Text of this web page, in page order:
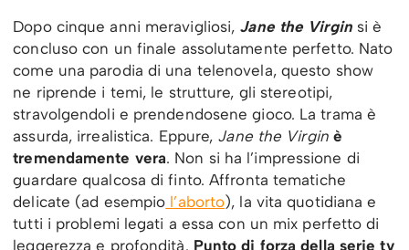
Dopo cinque anni meravigliosi, Jane the Virginsi è
concluso con un finale assolutamente perfetto. Nato
come una parodia di una telenovela, questo show
ne riprende i temi, le strutture, gli stereotipi,
stravolgendoli e prendendosene gioco. La trama è
assurda, irrealistica. Eppure, Jane the Virgin è
tremendamente vera. Non si ha l’impressione di
guardare qualcosa di finto. Affronta tematiche
delicate (ad esempio l’aborto), la vita quotidiana e
tutti i problemi legati a essa con un mix perfetto di
leggerezza e profondità. Punto di forza della serie tv